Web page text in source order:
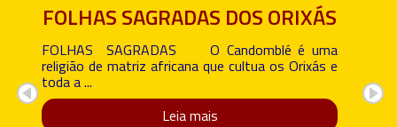
FOLHAS SAGRADAS DOS ORIXÁS
FOLHAS SAGRADAS O Candomblé é uma
religião de matriz africana que cultua os Orixás e
toda a ...
Leia mais